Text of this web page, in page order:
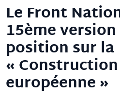
Le Front
15ème
position sur la
« Construction
européenne »